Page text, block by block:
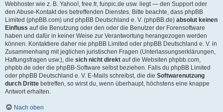
Webhoster wie z. B. Yahoo!, free.fr, funpic.de usw. liegt — den Support oder
den Abuse-Kontakt des betreffenden Dienstes. Bitte beachte, dass phpBB
Limited (phpBB.com) und phpBB Deutschland e. V. (phpBB.de) absolut keinen
Einfluss auf die Benutzung oder den oder die Benutzer der Forensoftware
haben und dafür in keiner Weise zur Verantwortung herangezogen werden
können. Kontaktiere daher nie phpBB Limited oder phpBB Deutschland e. V. in
Zusammenhang mit jeglichen juristischen Fragen (Unterlassungserklärungen,
Haftungsfragen usw.), die sich nicht direkt auf die Websiten phpbb.com,
phpbb.de oder die phpBB-Software selbst beziehen. Falls du phpBB Limited
oder phpBB Deutschland e. V. E-Mails schreibst, die die Softwarenutzung
durch Dritte betreffen, so wirst du, wenn überhaupt, höchstens eine knappe
Antwort erhalten.
Nach oben